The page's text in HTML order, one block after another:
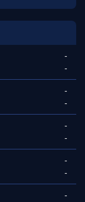
-
-
-
-
-
-
-
-
-